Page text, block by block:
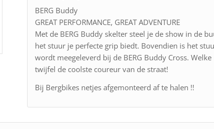
BERG Buddy
GREAT PERFORMANCE, GREAT ADVENTURE
Met de BERG Buddy skelter steel je de show in de
het stuur je perfecte grip biedt. Bovendien is het
wordt meegeleverd bij de BERG Buddy Cross.
twijfel de coolste coureur van de straat!
Bij Bergbikes netjes afgemonteerd af te halen !!